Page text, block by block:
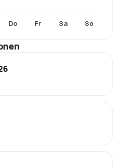
Do Fr Sa So